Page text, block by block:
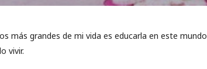
más grandes de mi vida es educarla en este mundo
vivir.